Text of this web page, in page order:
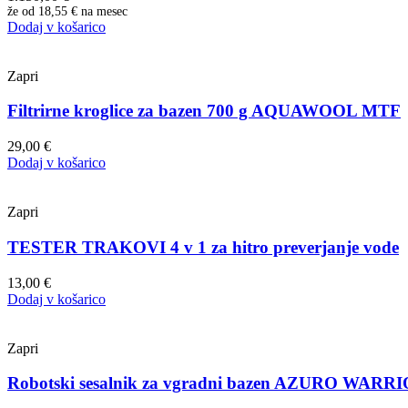
že od 18,55 € na mesec
Dodaj v košarico
Zapri
Filtrirne kroglice za bazen 700 g AQUAWOOL MTF
29,00 €
Dodaj v košarico
Zapri
TESTER TRAKOVI 4 v 1 za hitro preverjanje vode
13,00 €
Dodaj v košarico
Zapri
Robotski sesalnik za vgradni bazen AZURO